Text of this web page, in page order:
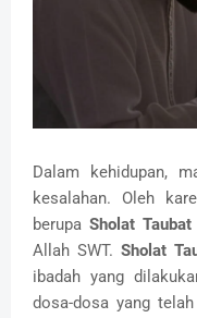
Dalam kehidupan,
kesalahan. Oleh
berupa Sholat Taubat
Allah SWT.Sholat
ibadah yang
dosa-dosa yang